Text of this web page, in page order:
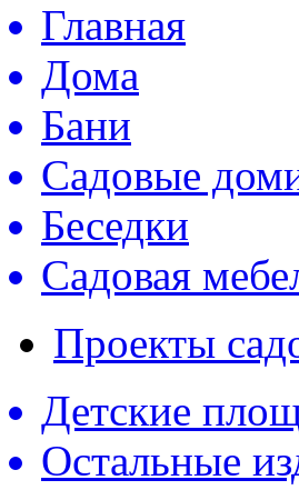
Главная
Дома
Бани
Садовые
Беседки
Садовая
Проекты
Детские
Остальные